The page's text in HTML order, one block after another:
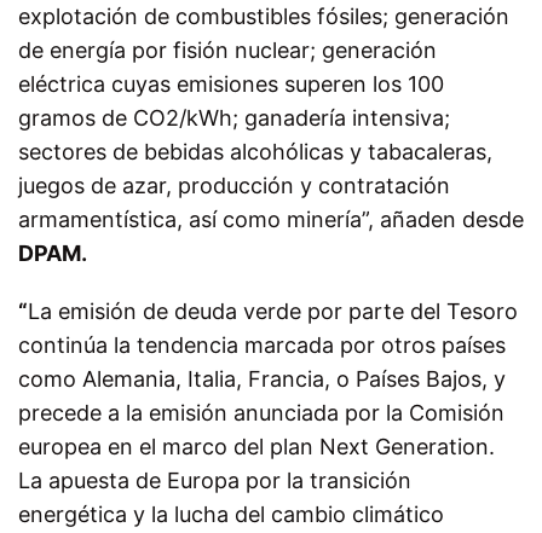
explotación de combustibles fósiles; generación
de energía por fisión nuclear; generación
eléctrica cuyas emisiones superen los 100
gramos de CO2/kWh; ganadería intensiva;
sectores de bebidas alcohólicas y tabacaleras,
juegos de azar, producción y contratación
armamentística, así como minería”, añaden desde
DPAM.
“La emisión de deuda verde por parte del Tesoro
continúa la tendencia marcada por otros países
como Alemania, Italia, Francia, o Países Bajos, y
precede a la emisión anunciada por la Comisión
europea en el marco del plan Next Generation.
La apuesta de Europa por la transición
energética y la lucha del cambio climático